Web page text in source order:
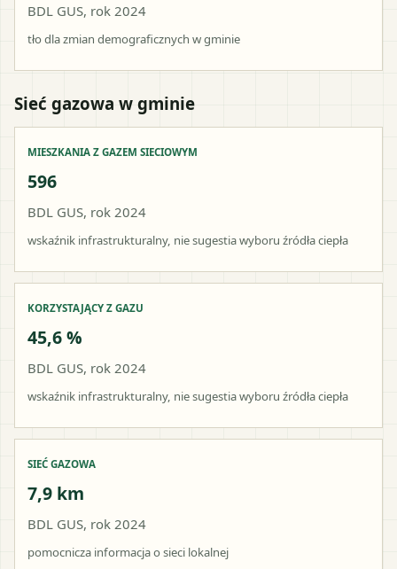
BDL GUS, rok 2024
tło dla zmian demograficznych w gminie
Sieć gazowa w gminie
MIESZKANIA Z GAZEM SIECIOWYM
596
BDL GUS, rok 2024
wskaźnik infrastrukturalny, nie sugestia wyboru źródła ciepła
KORZYSTAJĄCY Z GAZU
45,6 %
BDL GUS, rok 2024
wskaźnik infrastrukturalny, nie sugestia wyboru źródła ciepła
SIEĆ GAZOWA
7,9 km
BDL GUS, rok 2024
pomocnicza informacja o sieci lokalnej